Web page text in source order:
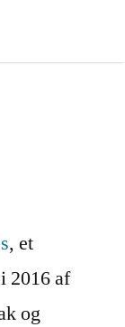
, et
2016 af
og